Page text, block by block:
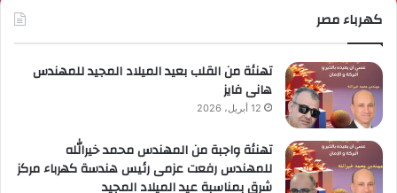
البحرين؟
كهرباء مصر
تهنئة من القلب بعيد الميلاد المجيد للمهندس
هانى فايز
12 أبريل، 2026
تهنئة واجبة من المهندس محمد خيرالله
للمهندس رفعت عزمى رئيس هندسة كهرباء مركز
شرق بمناسبة عيد الميلاد المجيد